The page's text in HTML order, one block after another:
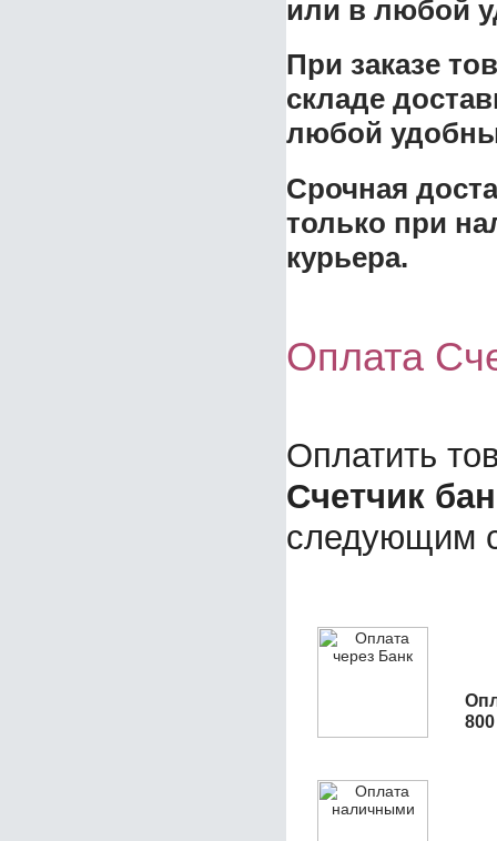
или в любой
При заказе
складе
любой
Срочная
только при
курьера.
Оплата
Оплатить
Счетчик
следующим